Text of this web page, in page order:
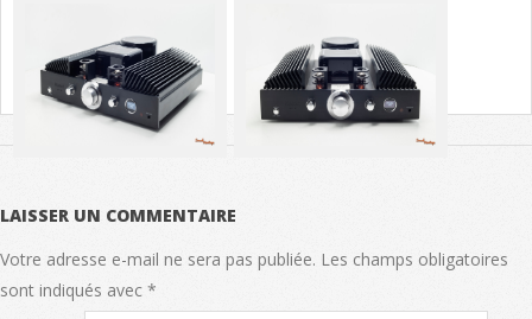
LAISSER UN COMMENTAIRE
Votre adresse e-mail ne sera pas publiée. Les champs obligatoires
sont indiqués avec *